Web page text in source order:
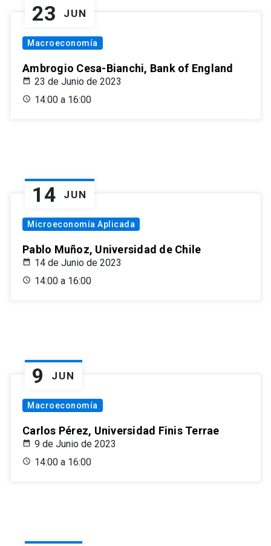
23 JUN
Macroeconomía
Ambrogio Cesa-Bianchi, Bank of England
23 de Junio de 2023
14:00 a 16:00
14 JUN
Microeconomía Aplicada
Pablo Muñoz, Universidad de Chile
14 de Junio de 2023
14:00 a 16:00
9 JUN
Macroeconomía
Carlos Pérez, Universidad Finis Terrae
9 de Junio de 2023
14:00 a 16:00